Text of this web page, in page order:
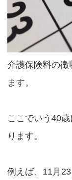
介護保険料の徴
ます。
ここでいう40
ります。
例えば、11月